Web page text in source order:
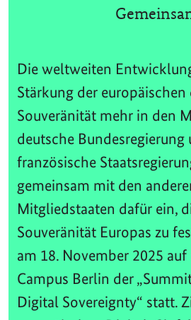
Die weltweiten
Stärkung der
Souveränität mehr in den
deutsche Bundesregierung
französische
gemeinsam mit den
Mitgliedstaaten dafür ein,
Souveränität Europas zu
am 18. November 2025
Campus Berlin der
Digital Sovereignty“ statt.